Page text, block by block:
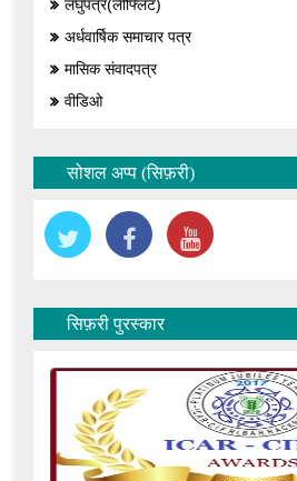
लघुपत्र(लीफ्लिट)
अर्धवार्षिक समाचार पत्र
मासिक संवादपत्र
वीडिओ
सोशल अप्प (सिफ़री)
सिफ़री पुरस्कार